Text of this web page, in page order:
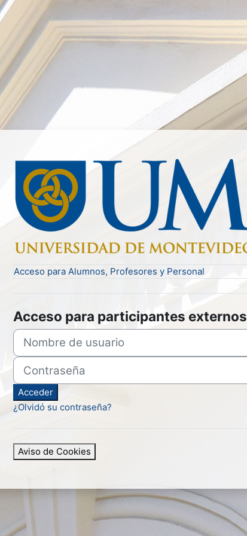
Acceso para Alumnos, Profesores y Personal
Acceso para participantes externos
Nombre de usuario
Contraseña
Acceder
¿Olvidó su contraseña?
Aviso de Cookies